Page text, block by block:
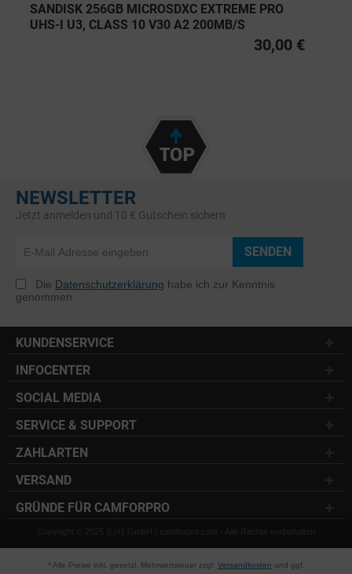
SANDISK 256GB MICROSDXC EXTREME PRO
UHS-I U3, CLASS 10 V30 A2 200MB/S
30,00 €
NEWSLETTER
Jetzt anmelden und 10 € Gutschein sichern
SENDEN
Die Datenschutzerklärung habe ich zur Kenntnis
genommen.
KUNDENSERVICE
INFOCENTER
SOCIAL MEDIA
SERVICE & SUPPORT
ZAHLARTEN
VERSAND
GRÜNDE FÜR CAMFORPRO
Copyright © 2025 S.H1 GmbH / camforpro.com - Alle Rechte vorbehalten
* Alle Preise inkl. gesetzl. Mehrwertsteuer zzgl. Versandkosten und ggf.